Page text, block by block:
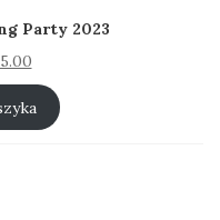
Party 2023
Aktualna
cena
wynosi:
zł 25.00.